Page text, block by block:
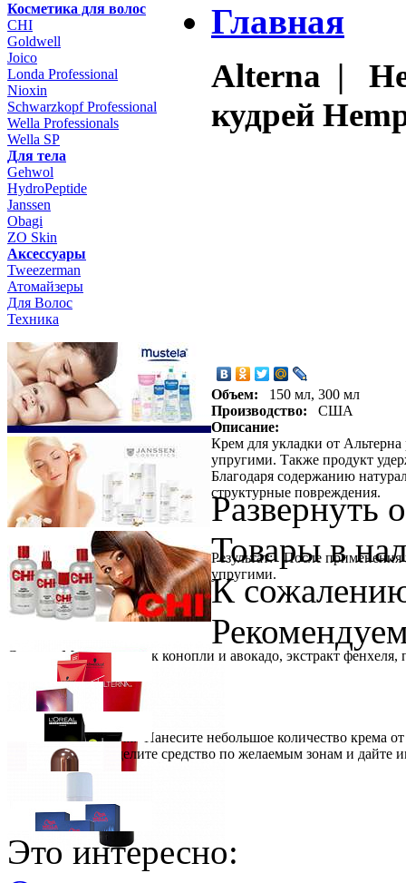
Косметика для волос
CHI
Goldwell
Joico
Londa Professional
Nioxin
Schwarzkopf Professional
Wella Professionals
Wella SP
Для тела
Gehwol
HydroPeptide
Janssen
Obagi
ZO Skin
Aксессуары
Tweezerman
Атомайзеры
Для Волос
Техника
Главная
Alterna |
кудрей
Объем:
150 мл, 300 мл
Производство:
США
Описание:
Крем для укладки от
упругими. Также продукт
Благодаря содержанию
структурные повреждения.
Результат: После применения
упругими.
Состав: Масла косточек конопли и авокадо, экстракт
Способ применения: Нанесите небольшое количество крема
аккуратно распределите средство по желаемым зонам и дайте
Развернуть
Товары в
К
Schwarzkopf Professional
Ожидается
Wella Professionals Крем-краска Illumina Color
Розничная цена от 946р.
Loreal Professionnel INOA ODS2 Краска для волос с
Это интересно: